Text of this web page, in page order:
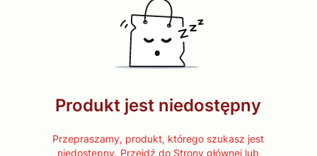
Produkt jest niedostępny
Przepraszamy, produkt, którego szukasz jest
niedostępny. Przejdź do Strony głównej lub